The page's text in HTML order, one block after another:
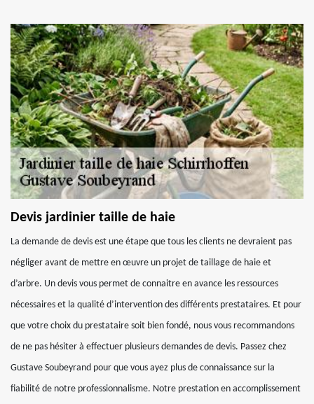
Devis jardinier taille de haie
La demande de devis est une étape que tous les clients ne devraient pas
négliger avant de mettre en œuvre un projet de taillage de haie et
d’arbre. Un devis vous permet de connaitre en avance les ressources
nécessaires et la qualité d’intervention des différents prestataires. Et pour
que votre choix du prestataire soit bien fondé, nous vous recommandons
de ne pas hésiter à effectuer plusieurs demandes de devis. Passez chez
Gustave Soubeyrand pour que vous ayez plus de connaissance sur la
fiabilité de notre professionnalisme. Notre prestation en accomplissement